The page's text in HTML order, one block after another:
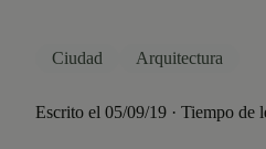
Ciudad Arquitectura
Escrito el 05/09/19 · Tiempo de